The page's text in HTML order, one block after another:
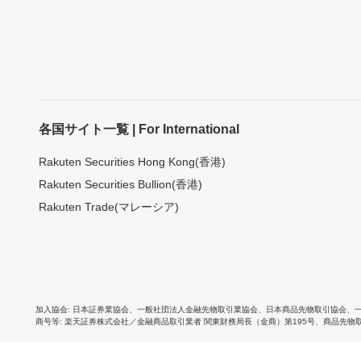
各国サイト一覧 | For International
Rakuten Securities Hong Kong(香港)
Rakuten Securities Bullion(香港)
Rakuten Trade(マレーシア)
加入協会 日本証券業協会 一般社団法人金融先物取引業協会 日本商品先物取引協会
商号等 楽天証券株式会社／金融商品取引業者 関東財務局長（金商）第195号、商品先物